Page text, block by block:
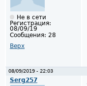
Не в сети
Регистрация:
08/09/19
Сообщения: 28
Верх
08/09/2019 - 22:03
Serg257